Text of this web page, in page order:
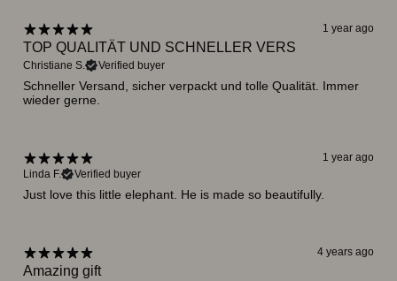
1 year ago
TOP QUALITÄT UND SCHNELLER VERS
Christiane S. Verified buyer
Schneller Versand, sicher verpackt und tolle Qualität. Immer
wieder gerne.
1 year ago
Linda F.
Verified buyer
Just love this little elephant. He is made so beautifully.
4 years ago
Amazing gift